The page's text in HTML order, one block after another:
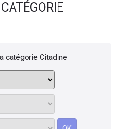
catégorie Citadine